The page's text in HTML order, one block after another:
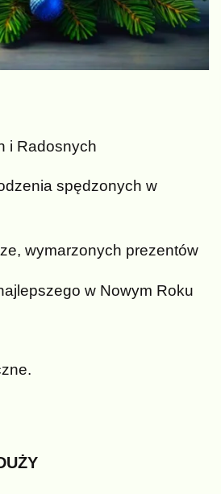
i Radosnych
spędzonych w
wymarzonych prezentów
w Nowym Roku